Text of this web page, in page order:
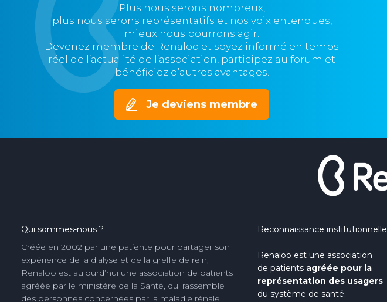
Plus nous serons nombreux,
plus nous serons représentatifs et nos voix entendues,
mieux nous pourrons agir.
Devenez membre de Renaloo et soyez informé en temps
réel de l’actualité de l’association, participez au forum et
bénéficiez d’autres avantages.
Je deviens membre
Qui sommes-nous ?
Créée en 2002 par une patiente pour partager son
expérience de la dialyse et de la greffe de rein,
Renaloo est aujourd’hui une association de patients
agréée par le ministère de la Santé, qui rassemble
des personnes concernées par la maladie rénale
Reconnaissance institutionnelle
Renaloo est une association
de patients agréée pour la
représentation des usagers
du système de santé.